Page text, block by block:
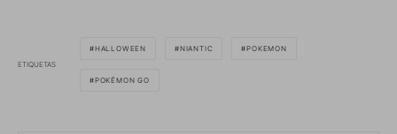
ETIQUETAS
HALLOWEEN NIANTIC POKEMON
POKÉMON GO